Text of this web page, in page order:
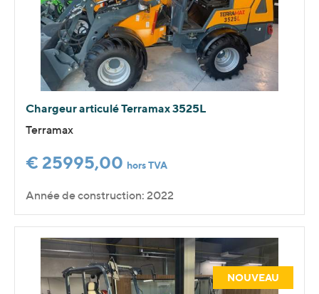
Chargeur articulé Terramax 3525L
Terramax
€ 25995,00 hors TVA
Année de construction: 2022
NOUVEAU